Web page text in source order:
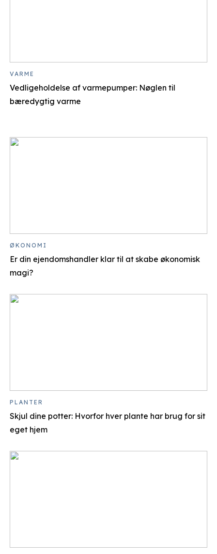
Vedligeholdelse af varmepumper: Nøglen til
bæredygtig varme
VARME
Er din ejendomshandler klar til at skabe økonomisk
magi?
ØKONOMI
Skjul dine potter: Hvorfor hver plante har brug for sit
eget hjem
PLANTER